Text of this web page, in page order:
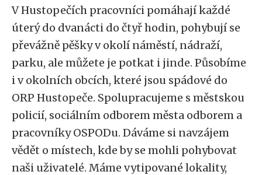
V Hustopečích pracovníci pomáhají každé
úterý do dvanácti do čtyř hodin, pohybují se
převážně pěšky v okolí náměstí, nádraží,
parku, ale můžete je potkat i jinde. Působíme
i v okolních obcích, které jsou spádové do
ORP Hustopeče. Spolupracujeme s městskou
policií, sociálním odborem města odborem a
pracovníky OSPODu. Dáváme si navzájem
vědět o místech, kde by se mohli pohybovat
naši uživatelé. Máme vytipované lokality,